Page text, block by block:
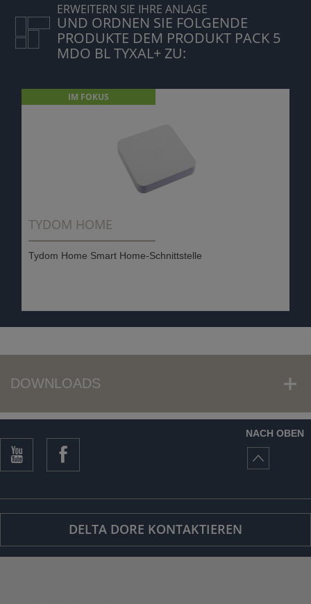
ERWEITERN SIE IHRE ANLAGE
UND ORDNEN SIE FOLGENDE
PRODUKTE DEM PRODUKT PACK 5
MDO BL TYXAL+ ZU:
IM FOKUS
TYDOM HOME
Tydom Home Smart Home-Schnittstelle
DOWNLOADS
NACH OBEN
DELTA DORE KONTAKTIEREN